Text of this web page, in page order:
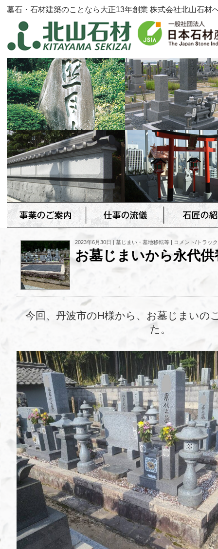
墓石・石材建築のことなら大正13年創業 株式会社北山石材
2023年6月30日 | 墓じまい・墓地移転等 | コメント/トラッ
お墓じまいから永代供
今回、丹波市のH様から、お墓じまいの
た。